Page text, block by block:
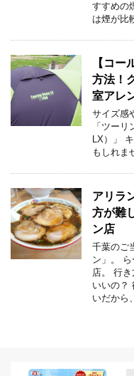
すすめの
は煙が比
【コー
方法！
室アレ
サイズ感
「ツー
LX）」
もしれま
アリラ
方が難
ン店
千葉のご
ン」。
店。 行
いいの？
いだから